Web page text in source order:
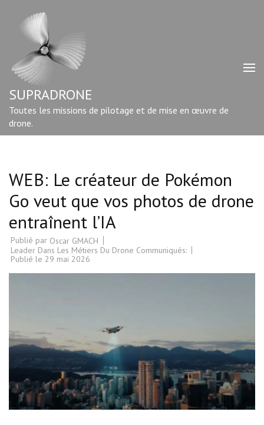
contenu
Entrée)
SUPRADRONE
Toutes les missions de pilotage et de mise en œuvre de
drone.
WEB: Le créateur de Pokémon
Go veut que vos photos de drone
entraînent l’IA
Publié par Oscar GMACH
Leader Dans Les Métiers Du Drone Communiqués:
Publié le 29 mai 2026